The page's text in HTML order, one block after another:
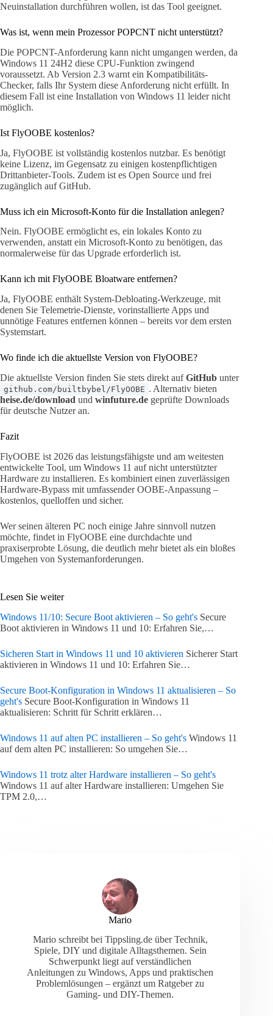
Neuinstallation durchführen wollen, ist das Tool geeignet.
Was ist, wenn mein Prozessor POPCNT nicht unterstützt?
Die POPCNT-Anforderung kann nicht umgangen werden, da
Windows 11 24H2 diese CPU-Funktion zwingend
voraussetzt. Ab Version 2.3 warnt ein Kompatibilitäts-
Checker, falls Ihr System diese Anforderung nicht erfüllt. In
diesem Fall ist eine Installation von Windows 11 leider nicht
möglich.
Ist FlyOOBE kostenlos?
Ja, FlyOOBE ist vollständig kostenlos nutzbar. Es benötigt
keine Lizenz, im Gegensatz zu einigen kostenpflichtigen
Drittanbieter-Tools. Zudem ist es Open Source und frei
zugänglich auf GitHub.
Muss ich ein Microsoft-Konto für die Installation anlegen?
Nein. FlyOOBE ermöglicht es, ein lokales Konto zu
verwenden, anstatt ein Microsoft-Konto zu benötigen, das
normalerweise für das Upgrade erforderlich ist.
Kann ich mit FlyOOBE Bloatware entfernen?
Ja, FlyOOBE enthält System-Debloating-Werkzeuge, mit
denen Sie Telemetrie-Dienste, vorinstallierte Apps und
unnötige Features entfernen können – bereits vor dem ersten
Systemstart.
Wo finde ich die aktuellste Version von FlyOOBE?
Die aktuellste Version finden Sie stets direkt aufGitHub unter
github.com/builtbybel/FlyOOBE . Alternativ bieten
heise.de/download und winfuture.de geprüfte Downloads
für deutsche Nutzer an.
Fazit
FlyOOBE ist 2026 das leistungsfähigste und am weitesten
entwickelte Tool, um Windows 11 auf nicht unterstützter
Hardware zu installieren. Es kombiniert einen zuverlässigen
Hardware-Bypass mit umfassender OOBE-Anpassung –
kostenlos, quelloffen und sicher.
Wer seinen älteren PC noch einige Jahre sinnvoll nutzen
möchte, findet in FlyOOBE eine durchdachte und
praxiserprobte Lösung, die deutlich mehr bietet als ein bloßes
Umgehen von Systemanforderungen.
Lesen Sie weiter
Windows 11/10: Secure Boot aktivieren – So geht's Secure
Boot aktivieren in Windows 11 und 10: Erfahren Sie,…
Sicheren Start in Windows 11 und 10 aktivieren Sicherer Start
aktivieren in Windows 11 und 10: Erfahren Sie…
Secure Boot-Konfiguration in Windows 11 aktualisieren – So
geht's Secure Boot-Konfiguration in Windows 11
aktualisieren: Schritt für Schritt erklären…
Windows 11 auf alten PC installieren – So geht's Windows 11
auf dem alten PC installieren: So umgehen Sie…
Windows 11 trotz alter Hardware installieren – So geht's
Windows 11 auf alter Hardware installieren: Umgehen Sie
TPM 2.0,…
Mario
Mario schreibt bei Tippsling.de über Technik,
Spiele, DIY und digitale Alltagsthemen. Sein
Schwerpunkt liegt auf verständlichen
Anleitungen zu Windows, Apps und praktischen
Problemlösungen – ergänzt um Ratgeber zu
Gaming- und DIY-Themen.